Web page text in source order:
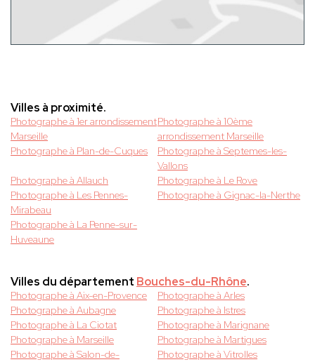
Villes à proximité.
Photographe à 1er arrondissement
Marseille
Photographe à 10ème
arrondissement Marseille
Photographe à Plan-de-Cuques
Photographe à Septemes-les-
Vallons
Photographe à Allauch
Photographe à Le Rove
Photographe à Les Pennes-
Mirabeau
Photographe à Gignac-la-Nerthe
Photographe à La Penne-sur-
Huveaune
Villes du département Bouches-du-Rhône.
Photographe à Aix-en-Provence
Photographe à Arles
Photographe à Aubagne
Photographe à Istres
Photographe à La Ciotat
Photographe à Marignane
Photographe à Marseille
Photographe à Martigues
Photographe à Salon-de-
Photographe à Vitrolles